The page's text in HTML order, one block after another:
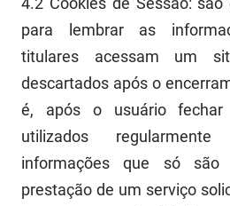
para lembrar as
titulares acessam um
descartados após o
é, após o usuário fechar
utilizados
informações que só são
prestação de um serviço